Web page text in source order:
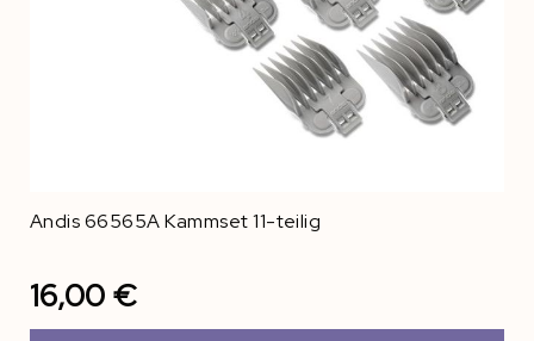
Andis 66565A Kammset 11-teilig
16,00 €